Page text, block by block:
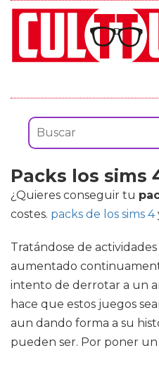
Packs los sims
¿Quieres conseguir tu
costes. packs de los sims 4
Tratándose de
aumentado
intento de derrotar a un
hace que estos juegos
aun dando forma a su
pueden ser. Por poner